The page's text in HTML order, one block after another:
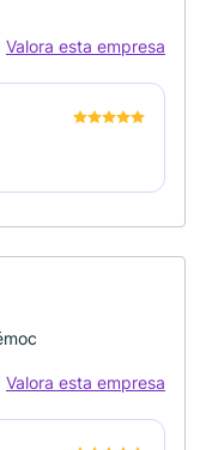
Valora esta empresa
Valora esta empresa